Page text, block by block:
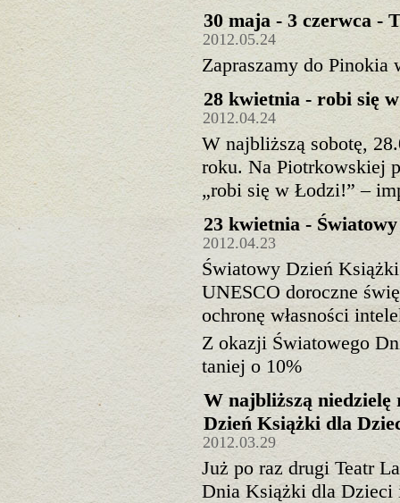
30 maja - 3 czerwca -
2012.05.24
Zapraszamy do
28 kwietnia - robi się
2012.04.24
W najbliższą sobotę,
roku. Na Piotrkowskiej
„robi się w Łodzi!” –
23 kwietnia -
2012.04.23
Światowy Dzień
UNESCO doroczne
ochronę własności
Z okazji Światowego
taniej o 10%
W najbliższą
Dzień Książki dla
2012.03.29
Już po raz drugi Teatr
Dnia Książki dla Dzieci